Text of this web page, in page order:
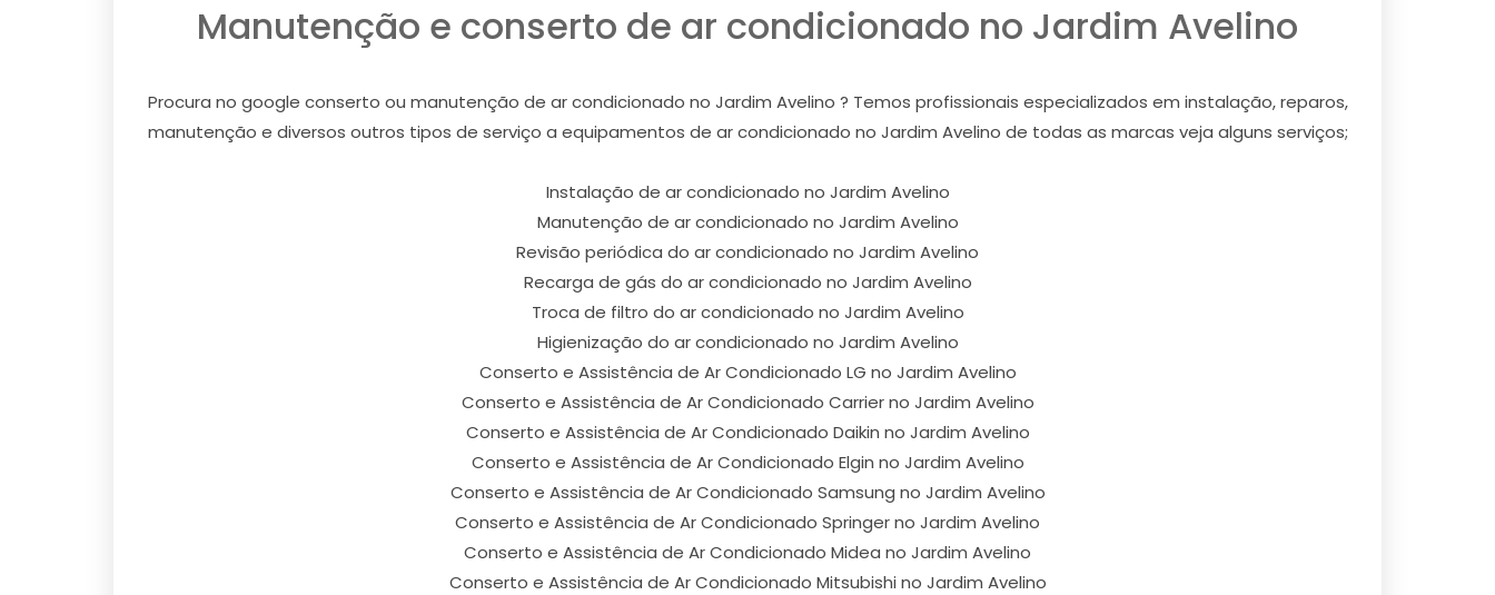
Manutenção e conserto de ar condicionado no Jardim Avelino
Procura no google conserto ou manutenção de ar condicionado no Jardim Avelino ? Temos profissionais especializados em instalação, reparos,
manutenção e diversos outros tipos de serviço a equipamentos de ar condicionado no Jardim Avelino de todas as marcas veja alguns serviços;
Instalação de ar condicionado no Jardim Avelino
Manutenção de ar condicionado no Jardim Avelino
Revisão periódica do ar condicionado no Jardim Avelino
Recarga de gás do ar condicionado no Jardim Avelino
Troca de filtro do ar condicionado no Jardim Avelino
Higienização do ar condicionado no Jardim Avelino
Conserto e Assistência de Ar Condicionado LG no Jardim Avelino
Conserto e Assistência de Ar Condicionado Carrier no Jardim Avelino
Conserto e Assistência de Ar Condicionado Daikin no Jardim Avelino
Conserto e Assistência de Ar Condicionado Elgin no Jardim Avelino
Conserto e Assistência de Ar Condicionado Samsung no Jardim Avelino
Conserto e Assistência de Ar Condicionado Springer no Jardim Avelino
Conserto e Assistência de Ar Condicionado Midea no Jardim Avelino
Conserto e Assistência de Ar Condicionado Mitsubishi no Jardim Avelino